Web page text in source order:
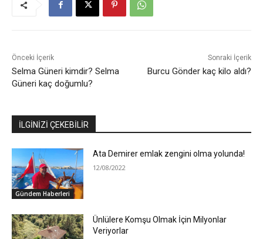
Önceki İçerik
Selma Güneri kimdir? Selma
Güneri kaç doğumlu?
Sonraki İçerik
Burcu Gönder kaç kilo aldı?
İLGİNİZİ ÇEKEBİLİR
Gündem Haberleri
Ata Demirer emlak zengini olma yolunda!
12/08/2022
Ünlülere Komşu Olmak İçin Milyonlar
Veriyorlar